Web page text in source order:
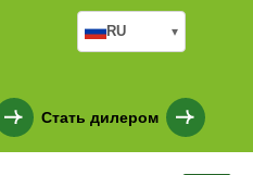
Стать дилером
RU ▾